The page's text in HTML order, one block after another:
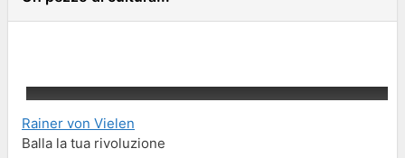
Rainer von Vielen
Balla la tua rivoluzione